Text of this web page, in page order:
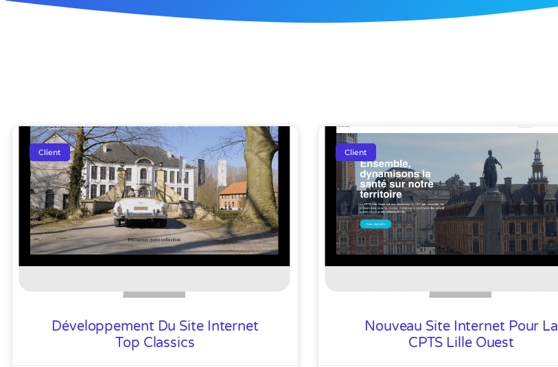
Client
Développement Du Site Internet
Top Classics
Client
Nouveau Site Internet Pour La
CPTS Lille Ouest